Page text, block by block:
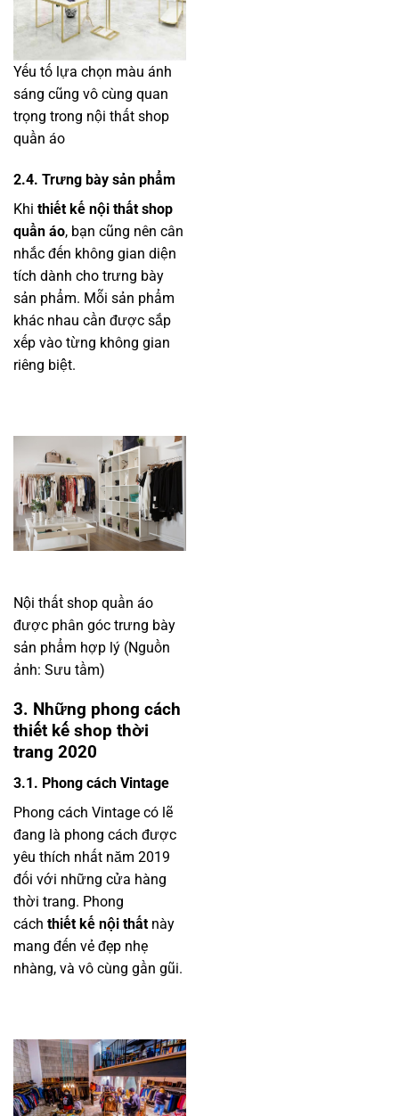
Yếu tố lựa chọn màu ánh
sáng cũng vô cùng quan
trọng trong nội thất shop
quần áo
2.4. Trưng bày sản phẩm
Khi thiết kế nội thất shop
quần áo, bạn cũng nên cân
nhắc đến không gian diện
tích dành cho trưng bày
sản phẩm. Mỗi sản phẩm
khác nhau cần được sắp
xếp vào từng không gian
riêng biệt.
Nội thất shop quần áo
được phân góc trưng bày
sản phẩm hợp lý (Nguồn
ảnh: Sưu tầm)
3. Những phong cách
thiết kế shop thời
trang 2020
3.1. Phong cách Vintage
Phong cách Vintage có lẽ
đang là phong cách được
yêu thích nhất năm 2019
đối với những cửa hàng
thời trang. Phong
cách thiết kế nội thấtnày
mang đến vẻ đẹp nhẹ
nhàng, và vô cùng gần gũi.